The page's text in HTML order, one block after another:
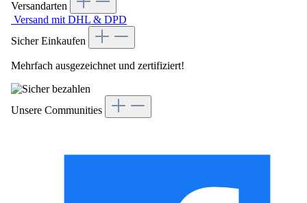
Versandarten
Versand mit DHL & DPD
Sicher Einkaufen
Mehrfach ausgezeichnet und zertifiziert!
Unsere Communities